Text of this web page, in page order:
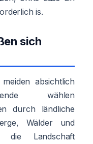
is.
sich
absichtlich
wählen
durch ländliche
Wälder und
Landschaft